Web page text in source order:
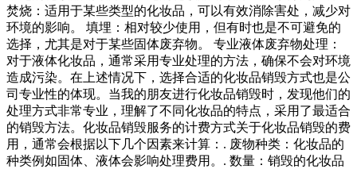
焚烧：适用于某些类型的化妆品，可以有效消除害处，减少对
环境的影响。 填埋：相对较少使用，但有时也是不可避免的
选择，尤其是对于某些固体废弃物。 专业液体废弃物处理：
对于液体化妆品，通常采用专业处理的方法，确保不会对环境
造成污染。在上述情况下，选择合适的化妆品销毁方式也是公
司专业性的体现。当我的朋友进行化妆品销毁时，发现他们的
处理方式非常专业，理解了不同化妆品的特点，采用了最适合
的销毁方法。化妆品销毁服务的计费方式关于化妆品销毁的费
用，通常会根据以下几个因素来计算：. 废物种类：化妆品的
种类例如固体、液体会影响处理费用。. 数量：销毁的化妆品